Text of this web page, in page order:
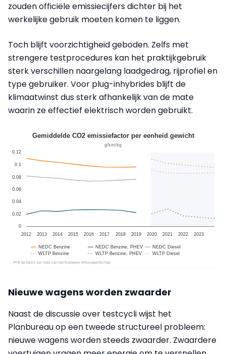
zouden officiële emissiecijfers dichter bij het
werkelijke gebruik moeten komen te liggen.
Toch blijft voorzichtigheid geboden. Zelfs met
strengere testprocedures kan het praktijkgebruik
sterk verschillen naargelang laadgedrag, rijprofiel en
type gebruiker. Voor plug-inhybrides blijft de
klimaatwinst dus sterk afhankelijk van de mate
waarin ze effectief elektrisch worden gebruikt.
Nieuwe wagens worden zwaarder
Naast de discussie over testcycli wijst het
Planbureau op een tweede structureel probleem:
nieuwe wagens worden steeds zwaarder. Zwaardere